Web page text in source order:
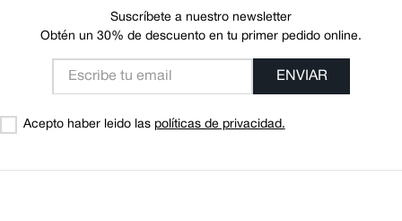
Suscríbete a nuestro newsletter
Obtén un 30% de descuento en tu primer pedido online.
ENVIAR
Acepto haber leido las políticas de privacidad.